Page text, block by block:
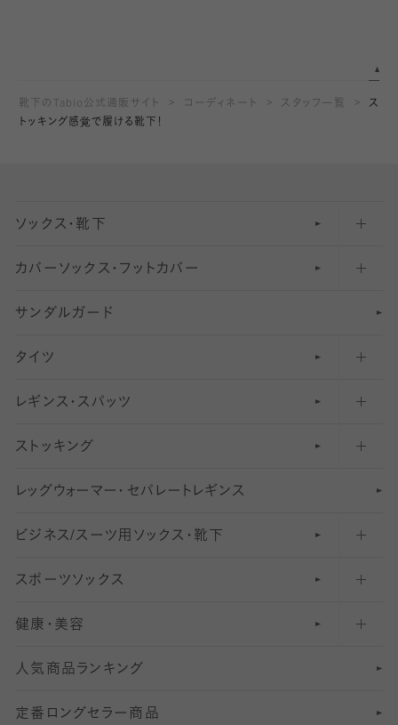
靴下のTabio公式通販サイト コーディネート スタッフ一覧
ス
トッキング感覚で履ける靴下！
ソックス・靴下
五本指ソックス・靴下
足袋ソックス・靴下
無地・プレーンソックス・靴下
柄ソックス・靴下
スニーカー（くるぶし）用ソックス
アンクル・ショートソックス（くるぶし上）
クルーソックス（ふくらはぎ下）
ハイソックス
オーバーニー・ニーハイソックス
カバーソックス・フットカバー
フットカバー・カバーソックス（深め）
フットカバー・カバーソックス（ふつう）
フットカバー・カバーソックス（浅め）
サンダルガード
タイツ
30デニール以下のタイツ（薄手タイツ）
31〜40デニールタイツ
41〜60デニールタイツ
61〜80デニールタイツ
81 〜110デニールタイツ
111〜210デニールタイツ
211デニールタイツ以上（防寒・厚手タイツ）
レギンス・スパッツ
柄レギンス
無地レギンス
レギンスパンツ（レギパン）
マタニティレギンス
5 分丈
6 分丈レギンス
7 分丈 レギンス
ストッキング
伝線しにくいストッキング
ショートストッキング
結婚式用ストッキング
美脚ストッキング
オールスルーストッキング
レッ グ ウォー マー ・ セパレー ト レ ギンス
ビジネス/スーツ用 ソックス・靴下
匠シリーズ
フレッシャーズ向けソックス・靴下
冠婚葬祭向けソックス・靴下
スーツカジュアルソックス・靴下
スポーツソックス
ランニングソックス・靴下
ゴルフソックス・靴下
サッカー・フットサル用ソックス
健康・美容
インナーソックス
加圧・着圧ソックス
人気商品ランキング
定番ロングセラー商品